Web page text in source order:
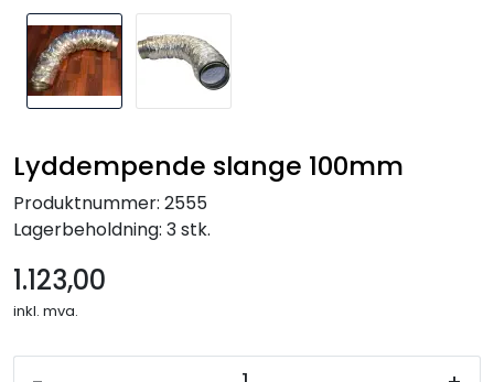
Lyddempende slange 100mm
Produktnummer: 2555
Lagerbeholdning: 3 stk.
1.123,00
inkl. mva.